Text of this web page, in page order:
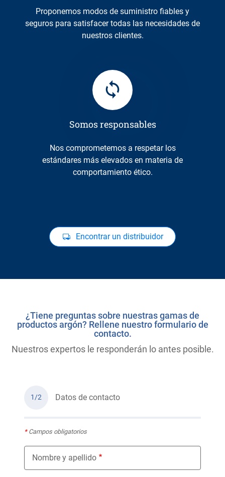
Proponemos modos de suministro fiables y
seguros para satisfacer todas las necesidades de
nuestros clientes.
Somos responsables
Nos comprometemos a respetar los
estándares más elevados en materia de
comportamiento ético.
Encontrar un distribuidor
¿Tiene preguntas sobre nuestras gamas de
productos argón? Rellene nuestro formulario de
contacto.
Nuestros expertos le responderán lo antes posible.
1/2 Datos de contacto
*Campos obligatorios
Nombre y apellido